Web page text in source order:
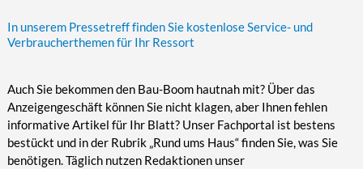
In unserem Pressetreff finden Sie kostenlose Service- und
Verbraucherthemen für Ihr Ressort
Auch Sie bekommen den Bau-Boom hautnah mit? Über das
Anzeigengeschäft können Sie nicht klagen, aber Ihnen fehlen
informative Artikel für Ihr Blatt? Unser Fachportal ist bestens
bestückt und in der Rubrik „Rund ums Haus“ finden Sie, was Sie
benötigen. Täglich nutzen Redaktionen unser